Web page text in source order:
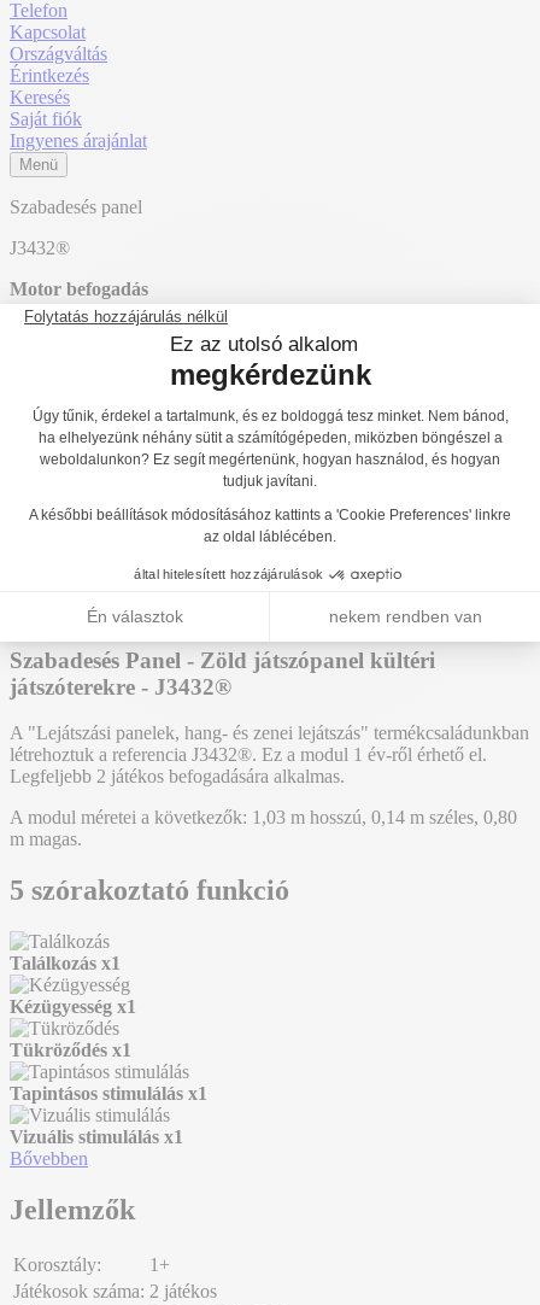
Telefon
Kapcsolat
Országváltás
Érintkezés
Keresés
Saját fiók
Ingyenes árajánlat
Menü
Szabadesés panel
J3432®
Motor befogadás
2 3
Érzékszervi befogadás
Főoldal Termékek Játszóterek Érzékelést fejlesztő és oktató jellegű
játszótéri eszközök Lejátszási panelek, hang- és zenei lejátszás
J3432®
Vissza a listához
Hozzáadás az árajánlathoz
Szabadesés Panel - Zöld játszópanel kültéri
játszóterekre - J3432®
A "Lejátszási panelek, hang- és zenei lejátszás" termékcsaládunkban
létrehoztuk a referencia J3432®. Ez a modul 1 év-ről érhető el.
Legfeljebb 2 játékos befogadására alkalmas.
A modul méretei a következők: 1,03 m hosszú, 0,14 m széles, 0,80
m magas.
5 szórakoztató funkció
Találkozás x1
Kézügyesség x1
Tükröződés x1
Tapintásos stimulálás x1
Vizuális stimulálás x1
Bővebben
Jellemzők
Korosztály:
1+
Játékosok száma: 2 játékos